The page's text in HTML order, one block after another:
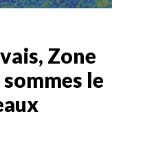
Zone
sommes le